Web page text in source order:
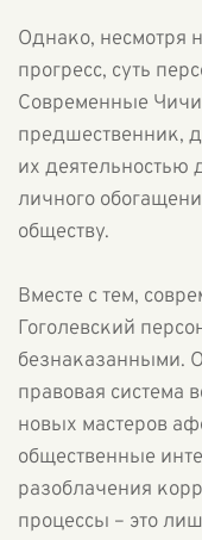
Однако, несмотря
прогресс, суть
Современные
предшественник,
их
личного
обществу.
Вместе с тем,
Гоголевский
безнаказанными.
правовая система
новых мастеров
общественные
разоблачения
процессы – это